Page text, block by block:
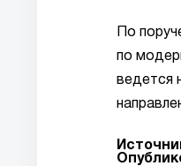
По
по
ведется